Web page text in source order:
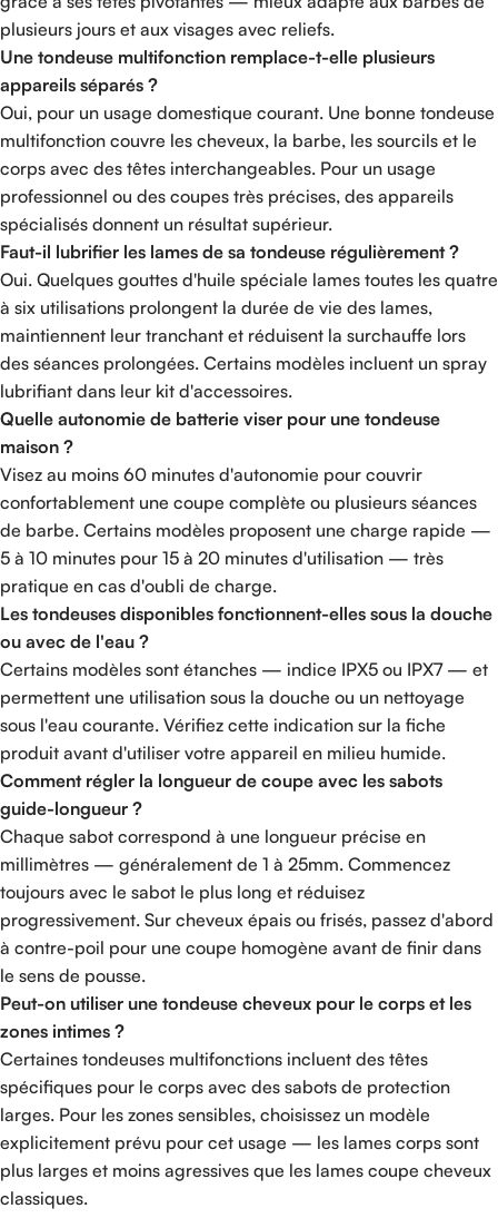
plusieurs jours et aux visages avec reliefs.
Une tondeuse multifonction remplace-t-elle plusieurs
appareils séparés ?
Oui, pour un usage domestique courant. Une bonne tondeuse
multifonction couvre les cheveux, la barbe, les sourcils et le
corps avec des têtes interchangeables. Pour un usage
professionnel ou des coupes très précises, des appareils
spécialisés donnent un résultat supérieur.
Faut-il lubrifier les lames de sa tondeuse régulièrement ?
Oui. Quelques gouttes d'huile spéciale lames toutes les quatre
à six utilisations prolongent la durée de vie des lames,
maintiennent leur tranchant et réduisent la surchauffe lors
des séances prolongées. Certains modèles incluent un spray
lubrifiant dans leur kit d'accessoires.
Quelle autonomie de batterie viser pour une tondeuse
maison ?
Visez au moins 60 minutes d'autonomie pour couvrir
confortablement une coupe complète ou plusieurs séances
de barbe. Certains modèles proposent une charge rapide —
5 à 10 minutes pour 15 à 20 minutes d'utilisation — très
pratique en cas d'oubli de charge.
Les tondeuses disponibles fonctionnent-elles sous la douche
ou avec de l'eau ?
Certains modèles sont étanches — indice IPX5 ou IPX7 — et
permettent une utilisation sous la douche ou un nettoyage
sous l'eau courante. Vérifiez cette indication sur la fiche
produit avant d'utiliser votre appareil en milieu humide.
Comment régler la longueur de coupe avec les sabots
guide-longueur ?
Chaque sabot correspond à une longueur précise en
millimètres — généralement de 1 à 25mm. Commencez
toujours avec le sabot le plus long et réduisez
progressivement. Sur cheveux épais ou frisés, passez d'abord
à contre-poil pour une coupe homogène avant de finir dans
le sens de pousse.
Peut-on utiliser une tondeuse cheveux pour le corps et les
zones intimes ?
Certaines tondeuses multifonctions incluent des têtes
spécifiques pour le corps avec des sabots de protection
larges. Pour les zones sensibles, choisissez un modèle
explicitement prévu pour cet usage — les lames corps sont
plus larges et moins agressives que les lames coupe cheveux
classiques.